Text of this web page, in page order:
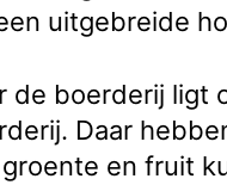
uitgebreide
de boerderij ligt
Daar
en fruit